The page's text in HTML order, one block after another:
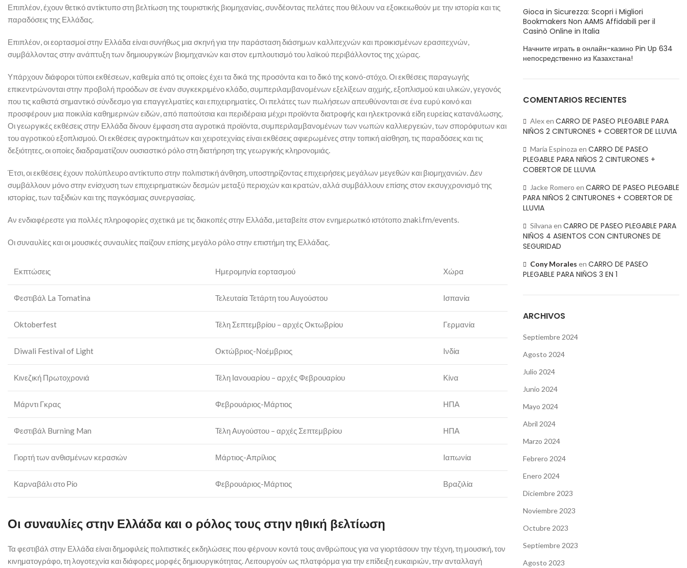
Επιπλέον, έχουν θετικό αντίκτυπο στη βελτίωση της τουριστικής βιομηχανίας, συνδέοντας πελάτες που θέλουν να εξοικειωθούν με την ιστορία και τις
παραδόσεις της Ελλάδας.
Επιπλέον, οι εορτασμοί στην Ελλάδα είναι συνήθως μια σκηνή για την παράσταση διάσημων καλλιτεχνών και προικισμένων ερασιτεχνών,
συμβάλλοντας στην ανάπτυξη των δημιουργικών βιομηχανιών και στον εμπλουτισμό του λαϊκού περιβάλλοντος της χώρας.
Υπάρχουν διάφοροι τύποι εκθέσεων, καθεμία από τις οποίες έχει τα δικά της προσόντα και το δικό της κοινό-στόχο. Οι εκθέσεις παραγωγής
επικεντρώνονται στην προβολή προόδων σε έναν συγκεκριμένο κλάδο, συμπεριλαμβανομένων εξελίξεων αιχμής, εξοπλισμού και υλικών, γεγονός
που τις καθιστά σημαντικό σύνδεσμο για επαγγελματίες και επιχειρηματίες. Οι πελάτες των πωλήσεων απευθύνονται σε ένα ευρύ κοινό και
προσφέρουν μια ποικιλία καθημερινών ειδών, από παπούτσια και περιδέραια μέχρι προϊόντα διατροφής και ηλεκτρονικά είδη ευρείας κατανάλωσης.
Οι γεωργικές εκθέσεις στην Ελλάδα δίνουν έμφαση στα αγροτικά προϊόντα, συμπεριλαμβανομένων των νωπών καλλιεργειών, των σπορόφυτων και
του αγροτικού εξοπλισμού. Οι εκθέσεις αγροκτημάτων και χειροτεχνίας είναι εκθέσεις αφιερωμένες στην τοπική αίσθηση, τις παραδόσεις και τις
δεξιότητες, οι οποίες διαδραματίζουν ουσιαστικό ρόλο στη διατήρηση της γεωργικής κληρονομιάς.
Έτσι, οι εκθέσεις έχουν πολύπλευρο αντίκτυπο στην πολιτιστική άνθηση, υποστηρίζοντας επιχειρήσεις μεγάλων μεγεθών και βιομηχανιών. Δεν
συμβάλλουν μόνο στην ενίσχυση των επιχειρηματικών δεσμών μεταξύ περιοχών και κρατών, αλλά συμβάλλουν επίσης στον εκσυγχρονισμό της
ιστορίας, των ταξιδιών και της παγκόσμιας συνεργασίας.
Αν ενδιαφέρεστε για πολλές πληροφορίες σχετικά με τις διακοπές στην Ελλάδα, μεταβείτε στον ενημερωτικό ιστότοπο znaki.fm/events.
Οι συναυλίες και οι μουσικές συναυλίες παίζουν επίσης μεγάλο ρόλο στην επιστήμη της Ελλάδας.
Εκπτώσεις Ημερομηνία εορτασμού Χώρα
Φεστιβάλ La Tomatina Τελευταία Τετάρτη του Αυγούστου Ισπανία
Oktoberfest Τέλη Σεπτεμβρίου – αρχές Οκτωβρίου Γερμανία
Diwali Festival of Light Οκτώβριος-Νοέμβριος Ινδία
Κινεζική Πρωτοχρονιά Τέλη Ιανουαρίου – αρχές Φεβρουαρίου Κίνα
Μάρντι Γκρας Φεβρουάριος-Μάρτιος ΗΠΑ
Φεστιβάλ Burning Man Τέλη Αυγούστου – αρχές Σεπτεμβρίου ΗΠΑ
Γιορτή των ανθισμένων κερασιών Μάρτιος-Απρίλιος Ιαπωνία
Καρναβάλι στο Ρίο Φεβρουάριος-Μάρτιος Βραζιλία
Οι συναυλίες στην Ελλάδα και ο ρόλος τους στην ηθική βελτίωση
Τα φεστιβάλ στην Ελλάδα είναι δημοφιλείς πολιτιστικές εκδηλώσεις που φέρνουν κοντά τους ανθρώπους για να γιορτάσουν την τέχνη, τη μουσική, τον
κινηματογράφο, τη λογοτεχνία και διάφορες μορφές δημιουργικότητας. Λειτουργούν ως πλατφόρμα για την επίδειξη ευκαιριών, την ανταλλαγή
Gioca in Sicurezza: Scopri i Migliori
Bookmakers Non AAMS Affidabili per il
Casinò Online in Italia
Начните играть в онлайн-казино Pin Up 634
непосредственно из Казахстана!
COMENTARIOS RECIENTES
Alexen CARRO DE PASEO PLEGABLE PARA
NIÑOS 2 CINTURONES + COBERTOR DE LLUVIA
María Espinoza en CARRO DE PASEO
PLEGABLE PARA NIÑOS 2 CINTURONES +
COBERTOR DE LLUVIA
Jacke Romero en CARRO DE PASEO PLEGABLE
PARA NIÑOS 2 CINTURONES + COBERTOR DE
LLUVIA
Silvana en CARRO DE PASEO PLEGABLE PARA
NIÑOS 4 ASIENTOS CON CINTURONES DE
SEGURIDAD
Cony Morales en CARRO DE PASEO
PLEGABLE PARA NIÑOS 3 EN 1
ARCHIVOS
Septiembre 2024
Agosto 2024
Julio 2024
Junio 2024
Mayo 2024
Abril 2024
Marzo 2024
Febrero 2024
Enero 2024
Diciembre 2023
Noviembre 2023
Octubre 2023
Septiembre 2023
Agosto 2023